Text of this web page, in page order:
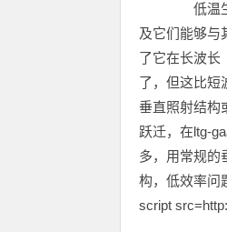
低温生
及它们能够与
了它在长波长
了，但这比短
垂直照射结构
跃迁，在ltg-
多，用常规的
构，低效率问
script